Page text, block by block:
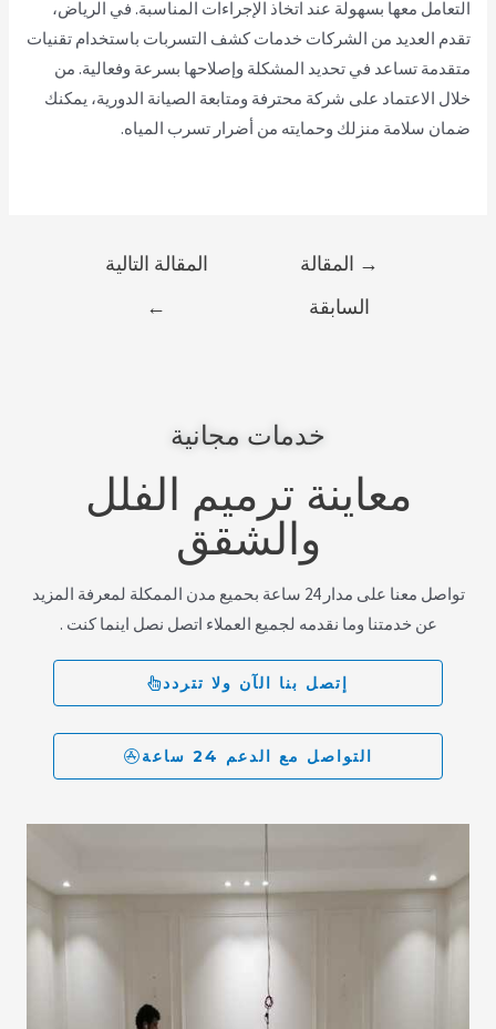
التعامل معها بسهولة عند اتخاذ الإجراءات المناسبة. في الرياض،
تقدم العديد من الشركات خدمات كشف التسربات باستخدام تقنيات
متقدمة تساعد في تحديد المشكلة وإصلاحها بسرعة وفعالية. من
خلال الاعتماد على شركة محترفة ومتابعة الصيانة الدورية، يمكنك
ضمان سلامة منزلك وحمايته من أضرار تسرب المياه.
→ المقالة
السابقة
المقالة التالية
←
خدمات مجانية
معاينة ترميم الفلل
والشقق
تواصل معنا على مدار 24 ساعة بحميع مدن الممكلة لمعرفة المزيد
عن خدمتنا وما نقدمه لجميع العملاء اتصل نصل اينما كنت .
إتصل بنا الآن ولا تتردد
التواصل مع الدعم 24 ساعة